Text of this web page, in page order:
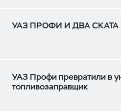
УАЗ ПРОФИ И ДВА СКАТА
УАЗ Профи превратили в
топливозаправщик